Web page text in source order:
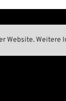
Website.